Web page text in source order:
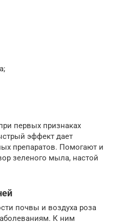
первых признаках
эффект дает
препаратов. Помогают и
зеленого мыла, настой
почвы и воздуха роза
К ним